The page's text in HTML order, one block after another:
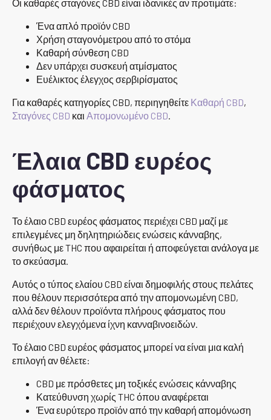
Οι καθαρές σταγόνες CBD είναι ιδανικές αν προτιμάτε:
Ένα απλό προϊόν CBD
Χρήση σταγονόμετρου από το στόμα
Καθαρή σύνθεση CBD
Δεν υπάρχει συσκευή ατμίσματος
Ευέλικτος έλεγχος σερβιρίσματος
Για καθαρές κατηγορίες CBD, περιηγηθείτε Καθαρή CBD,
Σταγόνες CBD και Απομονωμένο CBD.
Έλαια CBD ευρέος
φάσματος
Το έλαιο CBD ευρέος φάσματος περιέχει CBD μαζί με
επιλεγμένες μη δηλητηριώδεις ενώσεις κάνναβης,
συνήθως με THC που αφαιρείται ή αποφεύγεται ανάλογα με
το σκεύασμα.
Αυτός ο τύπος ελαίου CBD είναι δημοφιλής στους πελάτες
που θέλουν περισσότερα από την απομονωμένη CBD,
αλλά δεν θέλουν προϊόντα πλήρους φάσματος που
περιέχουν ελεγχόμενα ίχνη κανναβινοειδών.
Το έλαιο CBD ευρέος φάσματος μπορεί να είναι μια καλή
επιλογή αν θέλετε:
CBD με πρόσθετες μη τοξικές ενώσεις κάνναβης
Κατεύθυνση χωρίς THC όπου αναφέρεται
Ένα ευρύτερο προϊόν από την καθαρή απομόνωση